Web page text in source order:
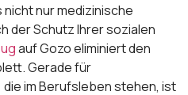
nur medizinische
der Schutz Ihrer sozialen
auf Gozo eliminiert den
Gerade für
die im Berufsleben stehen, ist